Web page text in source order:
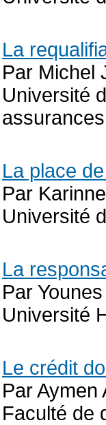
La
Par Michel
Université
La place
Par
Université
La
Par
Université
Le crédit
Par Aymen
Faculté de